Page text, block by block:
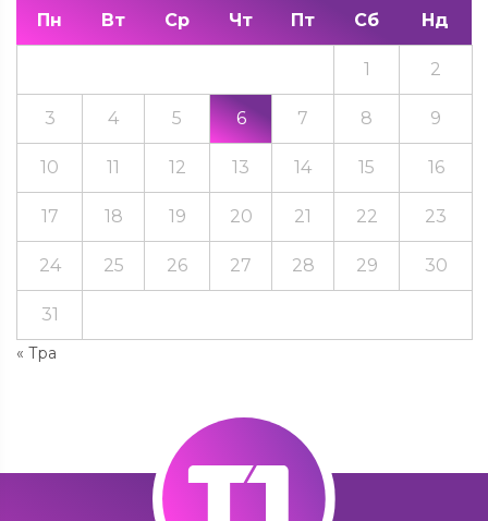
Пн Вт Ср Чт Пт Сб Нд
« Тра
1 2
3 4 5 6 7 8 9
10 11 12 13 14 15 16
17 18 19 20 21 22 23
24 25 26 27 28 29 30
31